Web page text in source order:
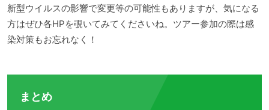
新型ウイルスの影響で変更等の可能性もありますが、気になる
方はぜひ各HPを覗いてみてくださいね。ツアー参加の際は感
染対策もお忘れなく！
まとめ